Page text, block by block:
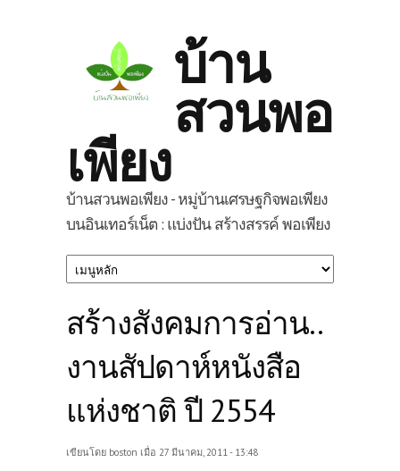
บ้าน
สวนพอ
เพียง
บ้านสวนพอเพียง - หมู่บ้านเศรษฐกิจพอเพียง
บนอินเทอร์เน็ต : แบ่งปัน สร้างสรรค์ พอเพียง
สร้างสังคมการอ่าน..
งานสัปดาห์หนังสือ
แห่งชาติ ปี 2554
เขียนโดย boston เมื่อ 27 มีนาคม, 2011 - 13:48